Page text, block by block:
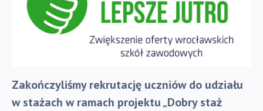
Zakończyliśmy rekrutację uczniów do udziału
w stażach w ramach projektu „Dobry staż